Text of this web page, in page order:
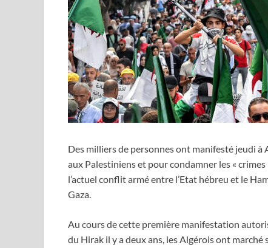
Des milliers de personnes ont manifesté jeudi
aux Palestiniens et pour condamner les «
l’actuel conflit armé entre l’Etat hébreu et le
Gaza.
Au cours de cette première manifestation
du Hirak il y a deux ans, les Algérois ont